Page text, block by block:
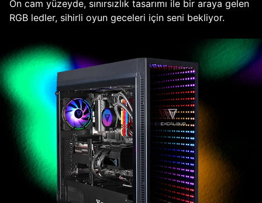
Ön cam yüzeyde, sınırsızlık tasarımı ile bir araya gelen
RGB ledler, sihirli oyun geceleri için seni bekliyor.